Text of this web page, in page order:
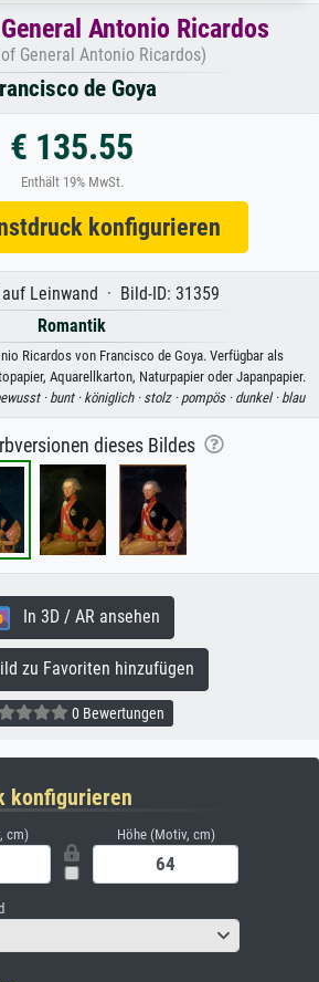
Antonio Ricardos
General Antonio Ricardos)
de Goya
€ 135.55
Enthält 19% MwSt.
konfigurieren
Leinwand · Bild-ID: 31359
Romantik
Ricardos von Francisco de Goya. Verfügbar als
Aquarellkarton, Naturpapier oder Japanpapier.
· bunt · königlich · stolz · pompös · dunkel · blau
dieses Bildes
In 3D / AR ansehen
zu Favoriten hinzufügen
0 Bewertungen
konfigurieren
cm) Höhe (Motiv, cm)